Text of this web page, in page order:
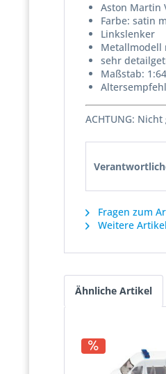
Aston Martin
Farbe: satin
Linkslenker
Metallmodell
sehr
Maßstab: 1:64
ACHTUNG:
Fragen zum
Weitere
Ähnliche Artikel